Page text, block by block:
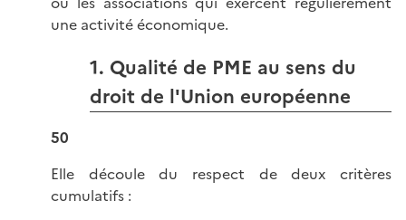
une activité économique.
1. Qualité de PME au sens du
droit de l'Union européenne
50
Elle découle du respect de deux critères
cumulatifs :